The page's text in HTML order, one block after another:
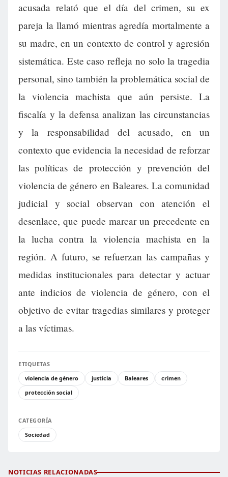
acusada relató que el día del crimen, su ex
pareja la llamó mientras agredía mortalmente a
su madre, en un contexto de control y agresión
sistemática. Este caso refleja no solo la tragedia
personal, sino también la problemática social de
la violencia machista que aún persiste. La
fiscalía y la defensa analizan las circunstancias
y la responsabilidad del acusado, en un
contexto que evidencia la necesidad de reforzar
las políticas de protección y prevención del
violencia de género en Baleares. La comunidad
judicial y social observan con atención el
desenlace, que puede marcar un precedente en
la lucha contra la violencia machista en la
región. A futuro, se refuerzan las campañas y
medidas institucionales para detectar y actuar
ante indicios de violencia de género, con el
objetivo de evitar tragedias similares y proteger
a las víctimas.
ETIQUETAS
violencia de género
justicia Baleares
crimen
protección social
CATEGORÍA
Sociedad
NOTICIAS RELACIONADAS